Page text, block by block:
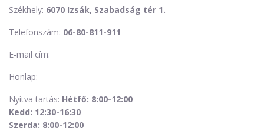
Székhely: 6070 Izsák, Szabadság tér 1.
Telefonszám: 06-80-811-911
E-mail cím:
Honlap:
Nyitva tartás: Hétfő: 8:00-12:00
Kedd: 12:30-16:30
Szerda: 8:00-12:00